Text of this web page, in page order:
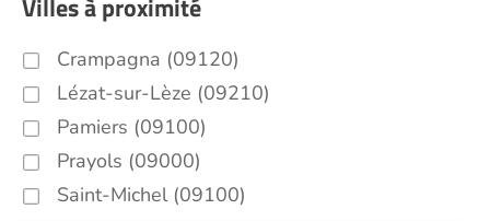
Villes à proximité
Crampagna (09120)
Lézat-sur-Lèze (09210)
Pamiers (09100)
Prayols (09000)
Saint-Michel (09100)